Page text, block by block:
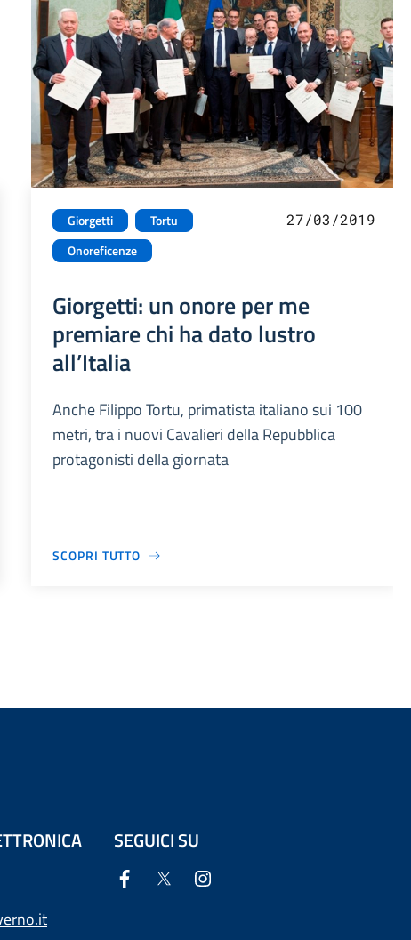
Giorgetti
Tortu
Onoreficenze
27/03/2019
Giorgetti: un onore per me
premiare chi ha dato lustro
all’Italia
Anche Filippo Tortu, primatista italiano sui 100
metri, tra i nuovi Cavalieri della Repubblica
protagonisti della giornata
SCOPRI TUTTO
SEGUICI SU